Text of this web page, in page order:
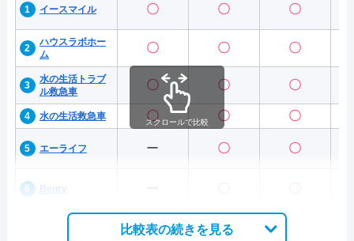
イースマイル 〇 〇 〇
ハウスラボホー
ム
〇 〇 〇
水の生活トラブ
ル救急車
〇 〇 〇
水の生活救急車 〇 〇 〇
エーライフ ー 〇 〇
Benry
スクロールで比較
比較表の続きを見る